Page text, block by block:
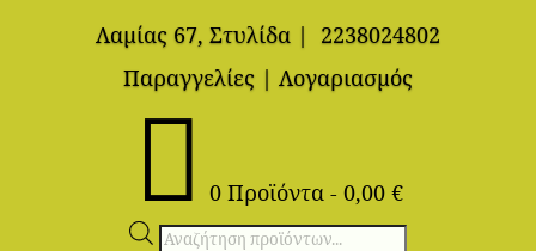
Λαμίας 67, Στυλίδα |
2238024802
Παραγγελίες | Λογαριασμός
 0 Προϊόντα - 0,00 €
Αναζήτηση